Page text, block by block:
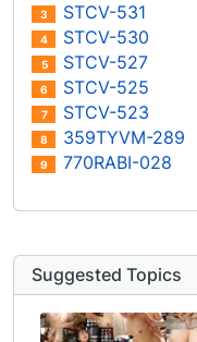
3 STCV-531
4 STCV-530
5 STCV-527
6 STCV-525
7 STCV-523
8 359TYVM-289
9 770RABI-028
Suggested Topics